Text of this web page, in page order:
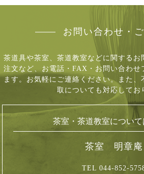
お問い合わせ・
茶道具や茶室、茶道教室などに関するお
注文など、 お電話・FAX・お問い合わせ
ます。お気軽にご連絡ください。 また、
取についても対応してお
茶室・茶道教室について
茶室 明章庵
TEL 044-852-